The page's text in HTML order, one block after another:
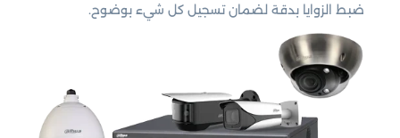
ضبط الزوايا بدقة لضمان تسجيل كل شيء بوضوح.